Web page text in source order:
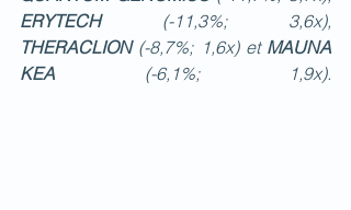
ERYTECH
THERACLION (-8,7%; 1,6x) et MAUNA
KEA (-6,1%; 1,9x).